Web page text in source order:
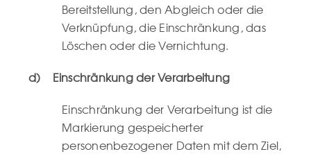
Bereitstellung, den Abgleich oder die
Verknüpfung, die Einschränkung, das
Löschen oder die Vernichtung.
d) Einschränkung der Verarbeitung
Einschränkung der Verarbeitung ist die
Markierung gespeicherter
personenbezogener Daten mit dem Ziel,